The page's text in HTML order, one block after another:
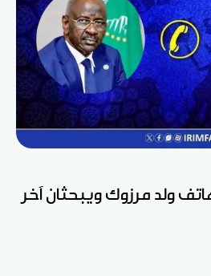
ولد مرزوك ويبحثان آخر